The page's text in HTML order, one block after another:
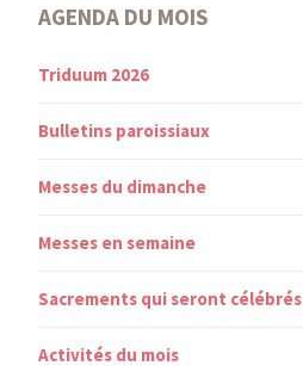
AGENDA DU MOIS
Triduum 2026
Bulletins paroissiaux
Messes du dimanche
Messes en semaine
Sacrements qui seront célébrés
Activités du mois